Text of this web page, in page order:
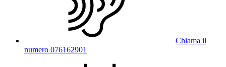
Chiama il
numero 076162901